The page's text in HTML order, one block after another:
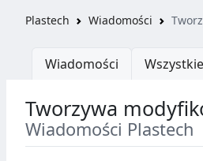
Plastech Wiadomości
Wiadomości
Tworzywa
Wiadomości Plastech